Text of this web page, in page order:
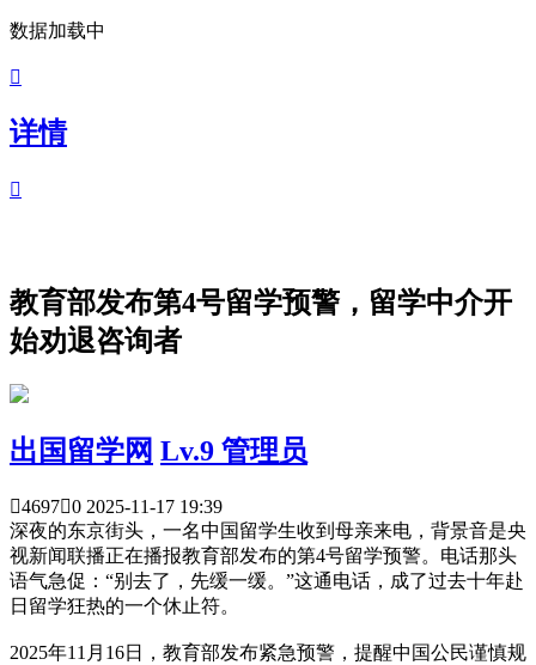
数据加载中

详情

教育部发布第4号留学预警，留学中介开
始劝退咨询者
出国留学网 Lv.9 管理员
46970 2025-11-17 19:39
深夜的东京街头，一名中国留学生收到母亲来电，背景音是央
视新闻联播正在播报教育部发布的第4号留学预警。电话那头
语气急促：“别去了，先缓一缓。”这通电话，成了过去十年赴
日留学狂热的一个休止符。
2025年11月16日，教育部发布紧急预警，提醒中国公民谨慎规